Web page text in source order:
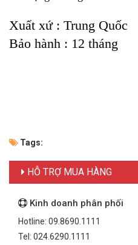
Xuất xứ : Trung Quốc
Bảo hành : 12 tháng
Tags:
HỖ TRỢ MUA HÀNG
Kinh doanh phân phối
Hotline: 09.8690.1111
Tel: 024.6290.1111